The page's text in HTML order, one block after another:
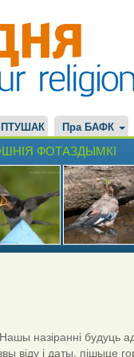
Пра БАФК
ФОТАЗДЫМКІ
назіранні будуць
віду і даты, пішыце